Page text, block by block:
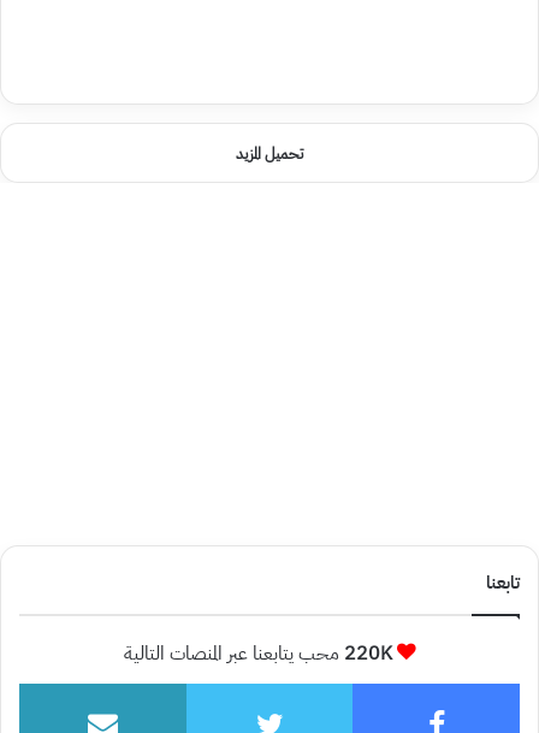
تحميل المزيد
تابعنا
220K محب يتابعنا عبر المنصات التالية